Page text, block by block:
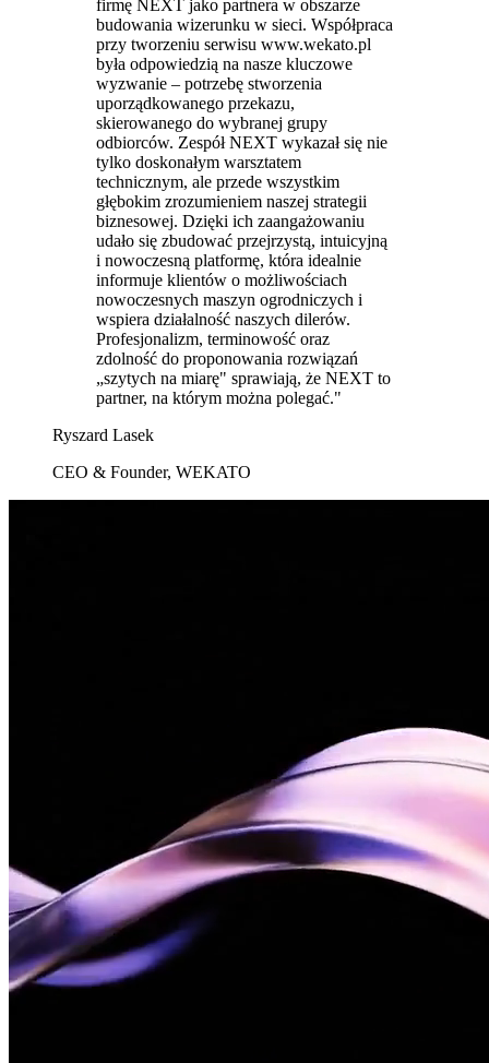
firmę NEXT jako partnera w obszarze
budowania wizerunku w sieci. Współpraca
przy tworzeniu serwisu www.wekato.pl
była odpowiedzią na nasze kluczowe
wyzwanie – potrzebę stworzenia
uporządkowanego przekazu,
skierowanego do wybranej grupy
odbiorców. Zespół NEXT wykazał się nie
tylko doskonałym warsztatem
technicznym, ale przede wszystkim
głębokim zrozumieniem naszej strategii
biznesowej. Dzięki ich zaangażowaniu
udało się zbudować przejrzystą, intuicyjną
i nowoczesną platformę, która idealnie
informuje klientów o możliwościach
nowoczesnych maszyn ogrodniczych i
wspiera działalność naszych dilerów.
Profesjonalizm, terminowość oraz
zdolność do proponowania rozwiązań
„szytych na miarę" sprawiają, że NEXT to
partner, na którym można polegać."
Ryszard Lasek
CEO & Founder, WEKATO